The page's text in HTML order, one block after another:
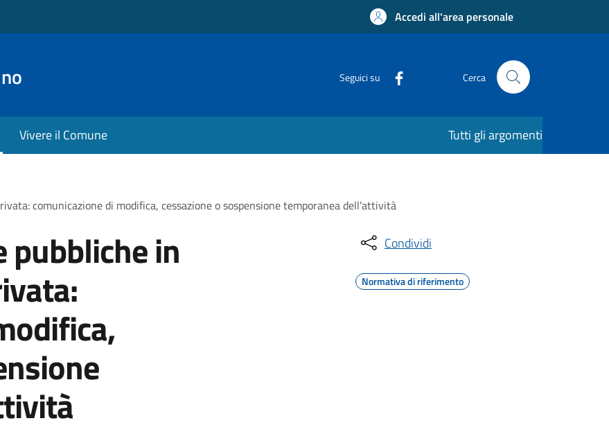
Accedi all'area personale
Seguici su Cerca
Vivere il Comune Tutti gli argomenti
comunicazione di modifica, cessazione o sospensione temporanea dell'attività
pubbliche in Condividi
Normativa di riferimento